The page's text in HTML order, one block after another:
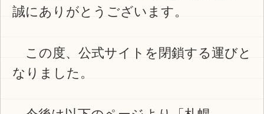
誠にありがとうございます。
この度、公式サイトを閉鎖する運びと
なりました。